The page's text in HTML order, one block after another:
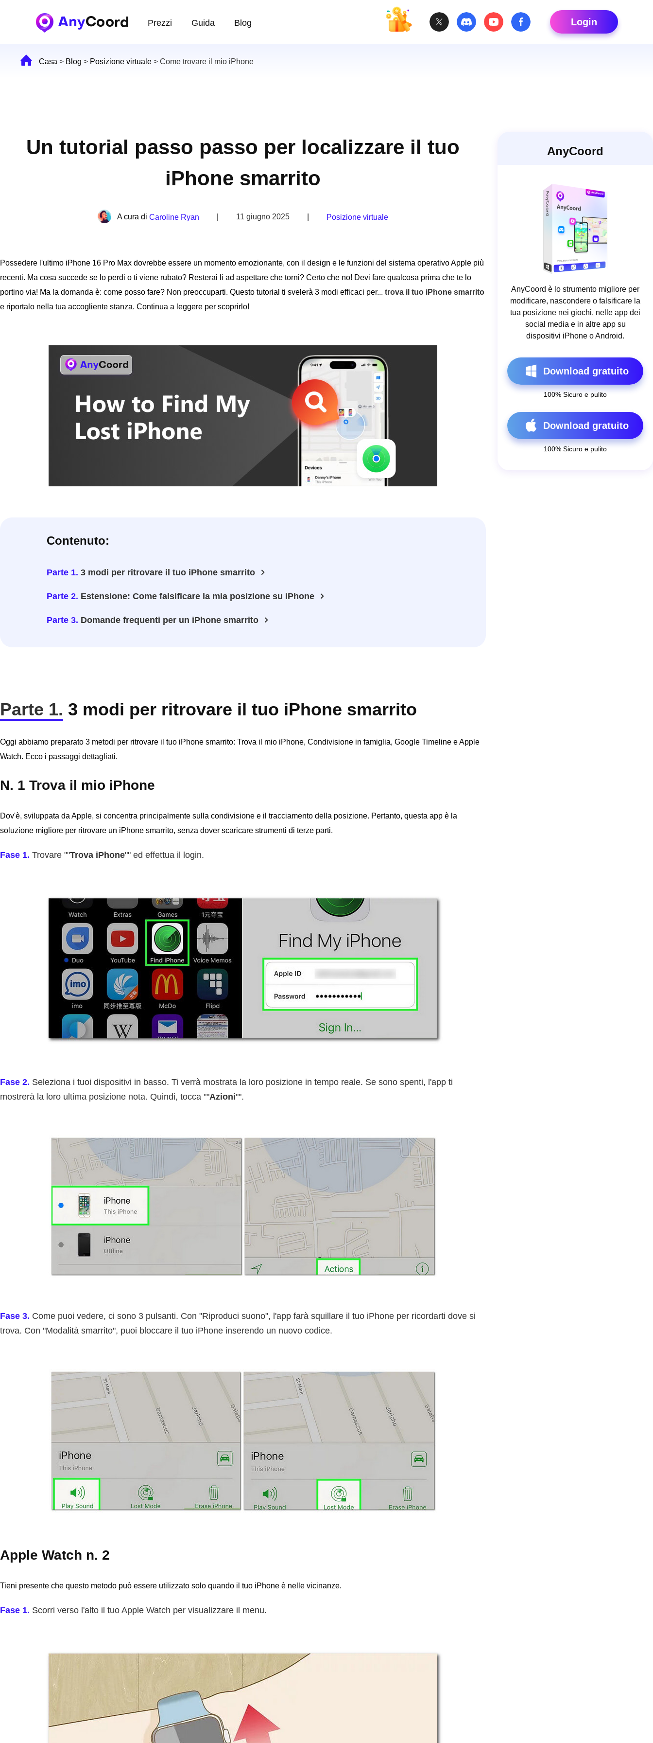
Prezzi Guida Blog Login
Casa > Blog > Posizione virtuale > Come trovare il mio iPhone
Un tutorial passo passo per localizzare il tuo
iPhone smarrito
A cura di Caroline Ryan 11 giugno 2025 Posizione virtuale
Possedere l'ultimo iPhone 16 Pro Max dovrebbe essere un momento emozionante, con il design e le funzioni del sistema operativo Apple più
recenti. Ma cosa succede se lo perdi o ti viene rubato? Resterai lì ad aspettare che torni? Certo che no! Devi fare qualcosa prima che te lo
portino via! Ma la domanda è: come posso fare? Non preoccuparti. Questo tutorial ti svelerà 3 modi efficaci per... trova il tuo iPhone smarrito
e riportalo nella tua accogliente stanza. Continua a leggere per scoprirlo!
Contenuto:
Parte 1. 3 modi per ritrovare il tuo iPhone smarrito
Parte 2. Estensione: Come falsificare la mia posizione su iPhone
Parte 3. Domande frequenti per un iPhone smarrito
Parte 1. 3 modi per ritrovare il tuo iPhone smarrito
Oggi abbiamo preparato 3 metodi per ritrovare il tuo iPhone smarrito: Trova il mio iPhone, Condivisione in famiglia, Google Timeline e Apple
Watch. Ecco i passaggi dettagliati.
N. 1 Trova il mio iPhone
Dov'è, sviluppata da Apple, si concentra principalmente sulla condivisione e il tracciamento della posizione. Pertanto, questa app è la
soluzione migliore per ritrovare un iPhone smarrito, senza dover scaricare strumenti di terze parti.
Fase 1. Trovare ""Trova iPhone"" ed effettua il login.
Fase 2. Seleziona i tuoi dispositivi in basso. Ti verrà mostrata la loro posizione in tempo reale. Se sono spenti, l'app ti
mostrerà la loro ultima posizione nota. Quindi, tocca ""Azioni"".
Fase 3. Come puoi vedere, ci sono 3 pulsanti. Con "Riproduci suono", l'app farà squillare il tuo iPhone per ricordarti dove si
trova. Con "Modalità smarrito", puoi bloccare il tuo iPhone inserendo un nuovo codice.
Apple Watch n. 2
Tieni presente che questo metodo può essere utilizzato solo quando il tuo iPhone è nelle vicinanze.
Fase 1. Scorri verso l'alto il tuo Apple Watch per visualizzare il menu.
AnyCoord
AnyCoord è lo strumento migliore per
modificare, nascondere o falsificare la
tua posizione nei giochi, nelle app dei
social media e in altre app su
dispositivi iPhone o Android.
Download gratuito
100% Sicuro e pulito
Download gratuito
100% Sicuro e pulito